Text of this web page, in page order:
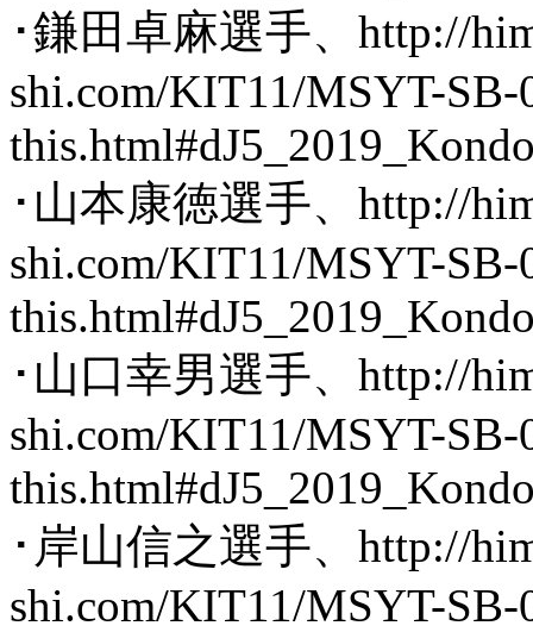
･鎌田卓麻選手、http://
shi.com/KIT11/MSYT-SB-
･山本康徳選手、http://
shi.com/KIT11/MSYT-SB-
･山口幸男選手、http://
shi.com/KIT11/MSYT-SB-
･岸山信之選手、http://
shi.com/KIT11/MSYT-